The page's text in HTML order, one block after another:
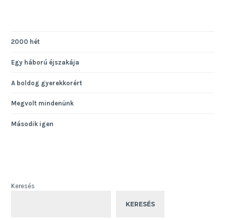
2000 hét
Egy háború éjszakája
A boldog gyerekkorért
Megvolt mindenünk
Második igen
Keresés
KERESÉS